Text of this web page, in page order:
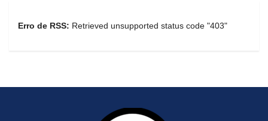
Erro de RSS: Retrieved unsupported status code "403"